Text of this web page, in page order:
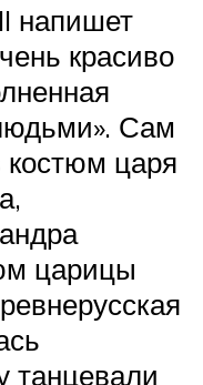
напишет
красиво
Сам
царя
царицы